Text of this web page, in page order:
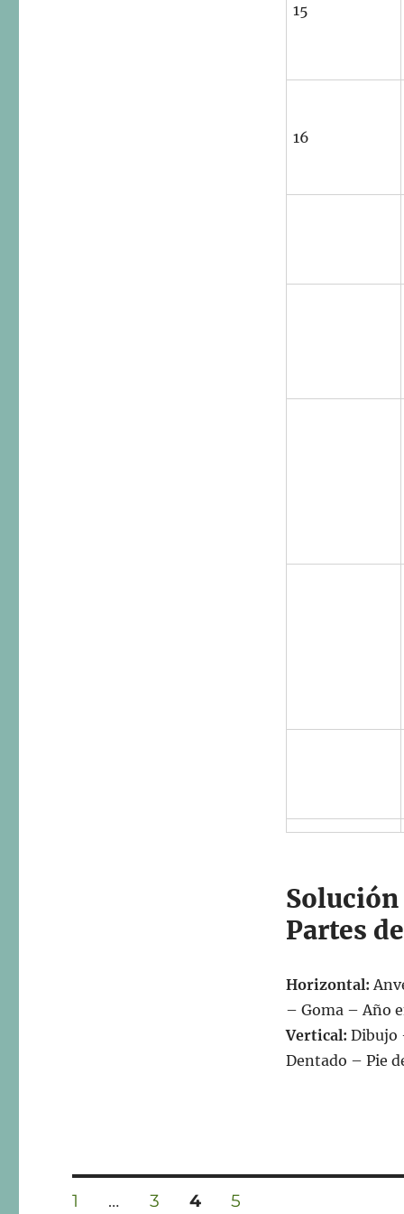
15
16
Partes
Horizontal:
– Goma – Año
Vertical: Dibujo
Dentado – Pie
Navegación
PÁGINA
1 … PÁGINA
3 PÁGINA
4 PÁGINA
5